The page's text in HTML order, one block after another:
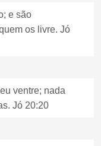
e são
os livre. Jó
ventre; nada
Jó 20:20